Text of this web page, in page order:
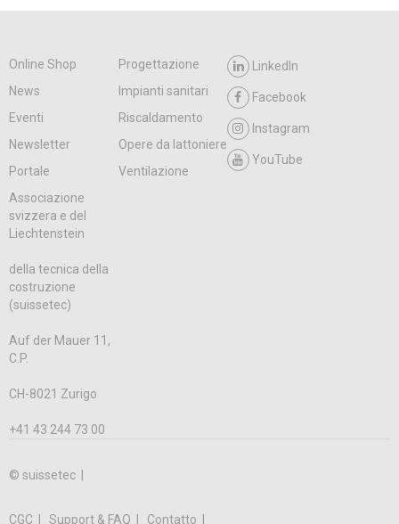
Online Shop
Progettazione
News
Impianti sanitari
Eventi
Riscaldamento
Newsletter
Opere da lattoniere
Portale
Ventilazione
LinkedIn
Facebook
Instagram
YouTube
Associazione
svizzera e del
Liechtenstein
della tecnica della
costruzione
(suissetec)
Auf der Mauer 11,
C.P.
CH-8021 Zurigo
+41 43 244 73 00
© suissetec |
CGC Support & FAQ Contatto